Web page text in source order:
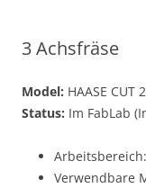
3 Achsfräse
Model: HAASE CUT
Status: Im FabLab
Verwendbare